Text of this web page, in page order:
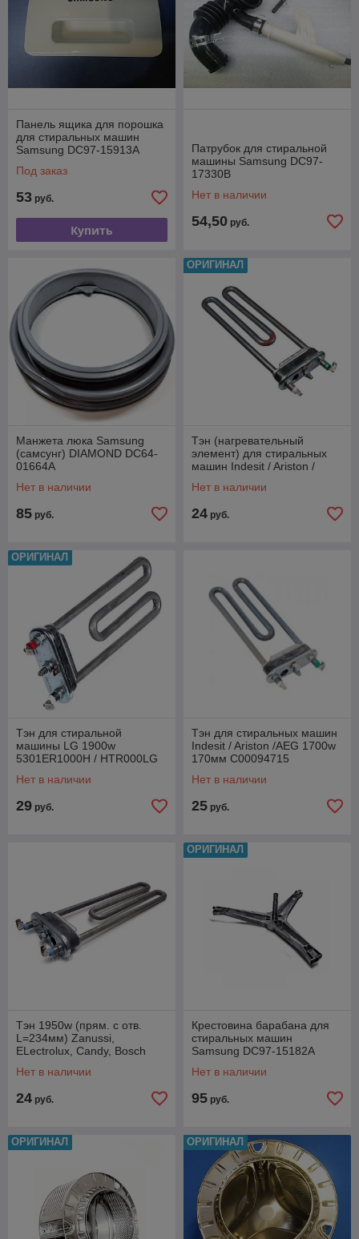
Панель ящика для порошка
для стиральных машин
Samsung DC97-15913A
Под заказ
53 руб.
Купить
Патрубок для стиральной
машины Samsung DC97-
17330B
Нет в наличии
54,50 руб.
Манжета люка Samsung
(самсунг) DIAMOND DC64-
01664A
Нет в наличии
85 руб.
ОРИГИНАЛ
Тэн (нагревательный
элемент) для стиральных
машин Indesit / Ariston /
081780
Нет в наличии
24 руб.
ОРИГИНАЛ
Тэн для стиральной
машины LG 1900w
5301ER1000H / HTR000LG
Нет в наличии
29 руб.
Тэн для стиральных машин
Indesit / Ariston /AEG 1700w
170мм С00094715
Нет в наличии
25 руб.
Тэн 1950w (прям. с отв.
L=234мм) Zanussi,
ELectrolux, Candy, Bosch
Нет в наличии
24 руб.
ОРИГИНАЛ
Крестовина барабана для
стиральных машин
Samsung DC97-15182A
Нет в наличии
95 руб.
ОРИГИНАЛ ОРИГИНАЛ